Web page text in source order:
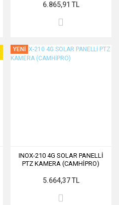
6.865,91 TL
YENİ
INOX-210 4G SOLAR PANELLİ
PTZ KAMERA (CAMHİPRO)
5.664,37 TL